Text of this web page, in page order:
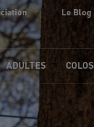
Le Blog
ADULTES COLOS